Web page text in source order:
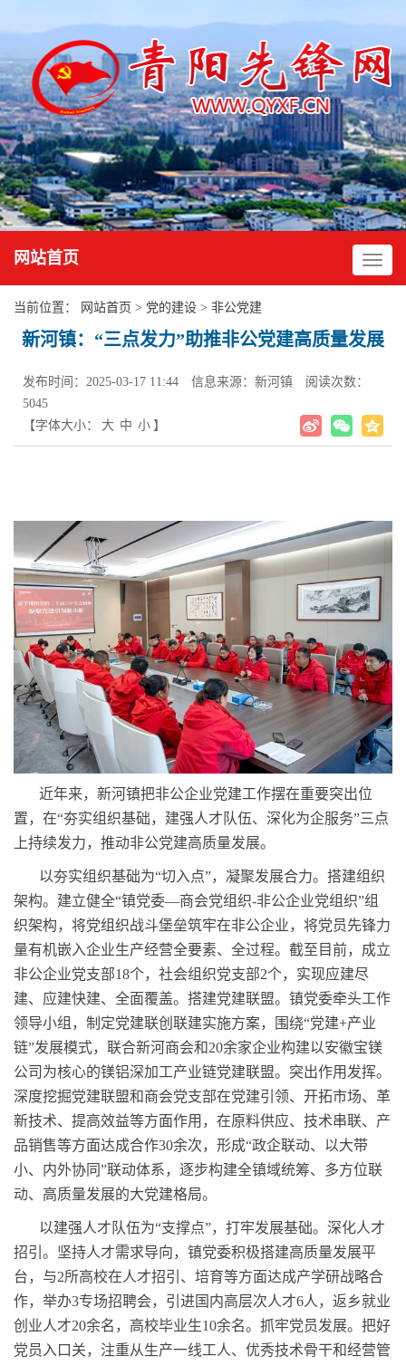
网站首页
当前位置： 网站首页 > 党的建设 > 非公党建
新河镇：“三点发力”助推非公党建高质量发展
发布时间：2025-03-17 11:44 信息来源：新河镇
阅读次数：
5045
【字体大小：
大 中 小 】
近年来，新河镇把非公企业党建工作摆在重要突出位
置，在“夯实组织基础，建强人才队伍、深化为企服务”三点
上持续发力，推动非公党建高质量发展。
以夯实组织基础为“切入点”，凝聚发展合力。搭建组织
架构。建立健全“镇党委—商会党组织-非公企业党组织”组
织架构，将党组织战斗堡垒筑牢在非公企业，将党员先锋力
量有机嵌入企业生产经营全要素、全过程。截至目前，成立
非公企业党支部18个，社会组织党支部2个，实现应建尽
建、应建快建、全面覆盖。搭建党建联盟。镇党委牵头工作
领导小组，制定党建联创联建实施方案，围绕“党建+产业
链”发展模式，联合新河商会和20余家企业构建以安徽宝镁
公司为核心的镁铝深加工产业链党建联盟。突出作用发挥。
深度挖掘党建联盟和商会党支部在党建引领、开拓市场、革
新技术、提高效益等方面作用，在原料供应、技术串联、产
品销售等方面达成合作30余次，形成“政企联动、以大带
小、内外协同”联动体系，逐步构建全镇域统筹、多方位联
动、高质量发展的大党建格局。
以建强人才队伍为“支撑点”，打牢发展基础。深化人才
招引。坚持人才需求导向，镇党委积极搭建高质量发展平
台，与2所高校在人才招引、培育等方面达成产学研战略合
作，举办3专场招聘会，引进国内高层次人才6人，返乡就业
创业人才20余名，高校毕业生10余名。抓牢党员发展。把好
党员入口关，注重从生产一线工人、优秀技术骨干和经营管